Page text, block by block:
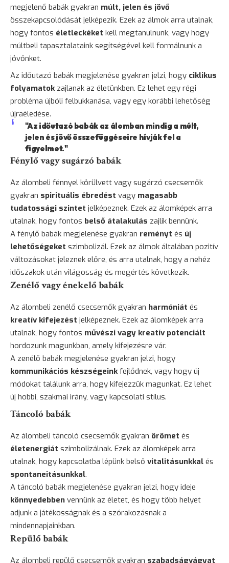
megjelenő babák gyakran múlt, jelen és jövő
összekapcsolódását jelképezik. Ezek az álmok arra utalnak,
hogy fontos életleckéket kell megtanulnunk, vagy hogy
múltbeli tapasztalataink segítségével kell formálnunk a
jövőnket.
Az időutazó babák megjelenése gyakran jelzi, hogy ciklikus
folyamatokzajlanak az életünkben. Ez lehet egy régi
probléma újbóli felbukkanása, vagy egy korábbi lehetőség
újraéledése.
"Az időutazó babák az álomban mindig a múlt,
jelen és jövő összefüggéseire hívják fel a
figyelmet."
Fénylő vagy sugárzó babák
Az álombeli fénnyel körülvett vagy sugárzó csecsemők
gyakran spirituális ébredést vagy magasabb
tudatossági szintet jelképeznek. Ezek az álomképek arra
utalnak, hogy fontos belső átalakulás zajlik bennünk.
A fénylő babák megjelenése gyakran reményt és új
lehetőségeket szimbolizál. Ezek az álmok általában pozitív
változásokat jeleznek előre, és arra utalnak, hogy a nehéz
időszakok után világosság és megértés következik.
Zenélő vagy énekelő babák
Az álombeli zenélő csecsemők gyakran harmóniát és
kreatív kifejezést jelképeznek. Ezek az álomképek arra
utalnak, hogy fontos művészi vagy kreatív potenciált
hordozunk magunkban, amely kifejezésre vár.
A zenélő babák megjelenése gyakran jelzi, hogy
kommunikációs készségeinkfejlődnek, vagy hogy új
módokat találunk arra, hogy kifejezzük magunkat. Ez lehet
új hobbi, szakmai irány, vagy kapcsolati stílus.
Táncoló babák
Az álombeli táncoló csecsemők gyakran örömet és
életenergiát szimbolizálnak. Ezek az álomképek arra
utalnak, hogy kapcsolatba lépünk belső vitalitásunkkal és
spontaneitásunkkal.
A táncoló babák megjelenése gyakran jelzi, hogy ideje
könnyedebben vennünk az életet, és hogy több helyet
adjunk a játékosságnak és a szórakozásnak a
mindennapjainkban.
Repülő babák
Az álombeli repülő csecsemők gyakran szabadságvágyat